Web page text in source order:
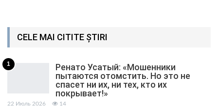
CELE MAI CITITE ȘTIRI
1
Ренато Усатый: «Мошенники
пытаются отомстить. Но это не
спасет ни их, ни тех, кто их
покрывает!»
22 Июль 2026 14